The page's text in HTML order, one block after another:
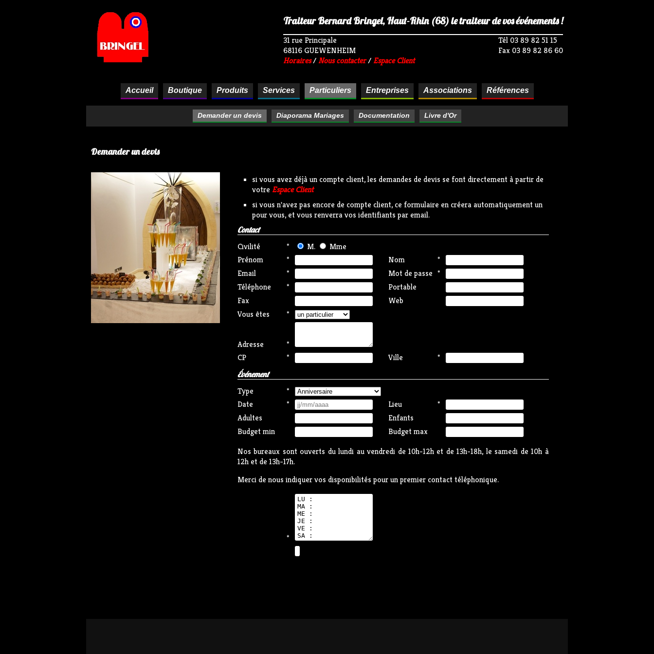
Traiteur Bernard Bringel, Haut-Rhin (68) le traiteur de vos événements !
Tél 03 89 82 51 15
Fax 03 89 82 86 60
31 rue Principale
68116 GUEWENHEIM
Horaires/ Nous contacter/ Espace Client
Accueil Boutique Produits Services Particuliers Entreprises Associations Références
Demander un devis Diaporama Mariages Documentation Livre d'Or
Demander un devis
si vous avez déjà un compte client, les demandes de devis se font directement à partir de
votre Espace Client
si vous n'avez pas encore de compte client, ce formulaire en créera automatiquement un
pour vous, et vous renverra vos identifiants par email.
Contact
Civilité * M.
Mme
Prénom
* Nom
*
Email
* Mot de passe *
Téléphone
*
Portable
Fax
Web
Vous êtes
*
Adresse
*
CP
* Ville *
Événement
Type
*
Date
* Lieu
*
Adultes
Enfants
Budget min
Budget max
Nos bureaux sont ouverts du lundi au vendredi de 10h-12h et de 13h-18h, le samedi de 10h à
12h et de 13h-17h.
Merci de nous indiquer vos disponibilités pour un premier contact téléphonique.
*